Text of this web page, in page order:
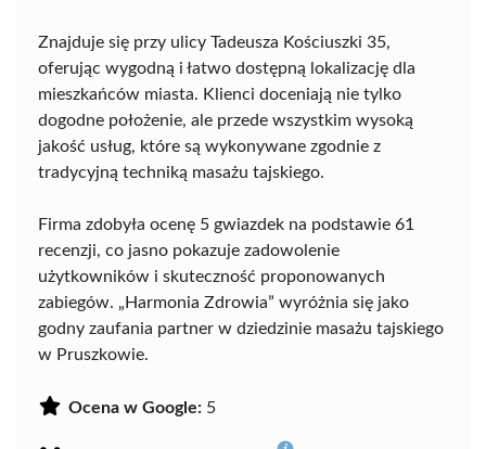
Znajduje się przy ulicy Tadeusza Kościuszki 35,
oferując wygodną i łatwo dostępną lokalizację dla
mieszkańców miasta. Klienci doceniają nie tylko
dogodne położenie, ale przede wszystkim wysoką
jakość usług, które są wykonywane zgodnie z
tradycyjną techniką masażu tajskiego.
Firma zdobyła ocenę 5 gwiazdek na podstawie 61
recenzji, co jasno pokazuje zadowolenie
użytkowników i skuteczność proponowanych
zabiegów. „Harmonia Zdrowia” wyróżnia się jako
godny zaufania partner w dziedzinie masażu tajskiego
w Pruszkowie.
Ocena w Google: 5